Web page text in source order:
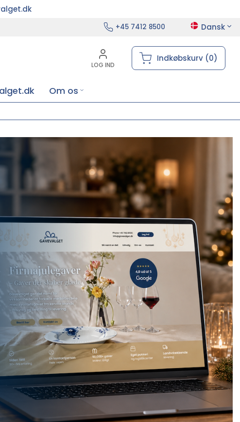
+45 7412 8500 Dansk
LOG IND
Indkøbskurv (0)
Om os